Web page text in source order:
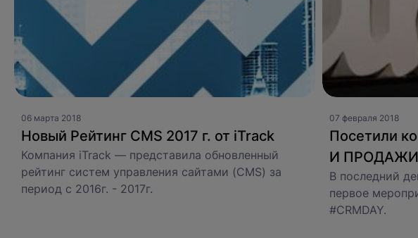
06 марта 2018
Новый Рейтинг CMS 2017 г. от iTrack
Компания iTrack — представила обновленный
рейтинг систем управления сайтами (CMS) за
период с 2016г. - 2017г.
07 февраля 2018
Посетили
И
В последний
первое
#CRMDAY.
Обсудим ваш
О
Информация о
Команда
Новости